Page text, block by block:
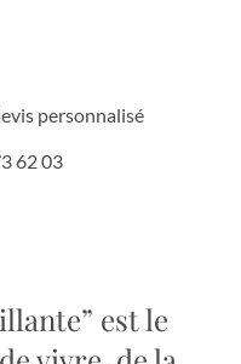
personnalisé
62 03
est le